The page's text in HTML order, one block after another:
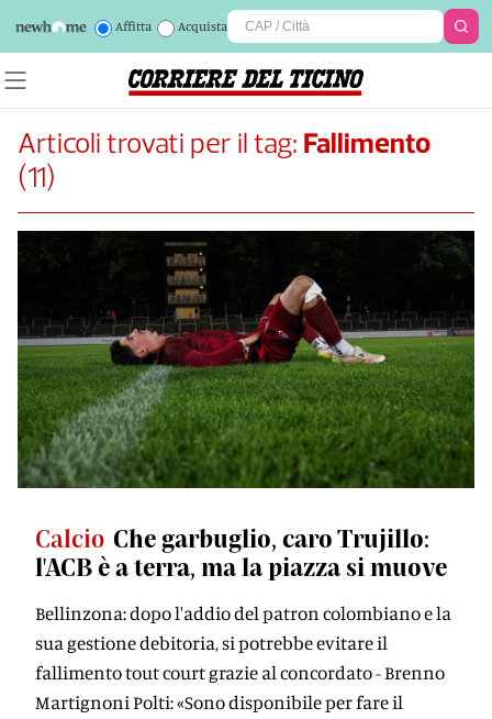
Affitta Acquista
Articoli trovati per il tag: Fallimento
(11)
Calcio Che garbuglio, caro Trujillo:
l'ACB è a terra, ma la piazza si muove
Bellinzona: dopo l'addio del patron colombiano e la
sua gestione debitoria, si potrebbe evitare il
fallimento tout court grazie al concordato - Brenno
Martignoni Polti: «Sono disponibile per fare il